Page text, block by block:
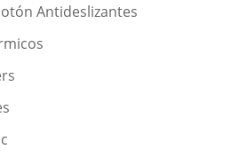
Antideslizantes